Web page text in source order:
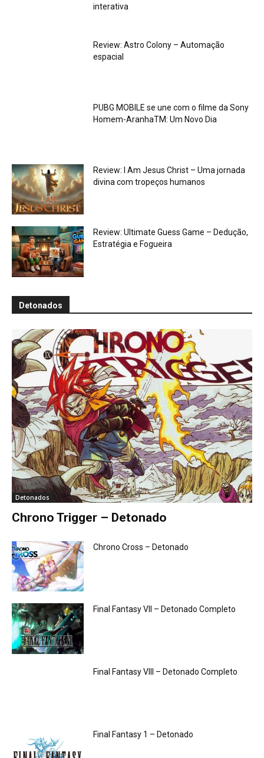
interativa
Review: Astro Colony – Automação
espacial
PUBG MOBILE se une com o filme da Sony
Homem-AranhaTM: Um Novo Dia
Review: I Am Jesus Christ – Uma jornada
divina com tropeços humanos
Review: Ultimate Guess Game – Dedução,
Estratégia e Fogueira
Detonados
Detonados
Chrono Trigger – Detonado
Chrono Cross – Detonado
Final Fantasy VII – Detonado Completo
Final Fantasy VIII – Detonado Completo
Final Fantasy 1 – Detonado